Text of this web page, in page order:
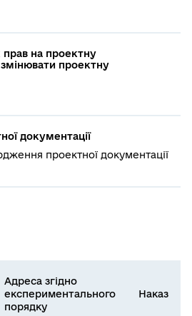
на проектну
проектну
документації
проектної документації
Адреса згідно
експериментального
порядку
Наказ